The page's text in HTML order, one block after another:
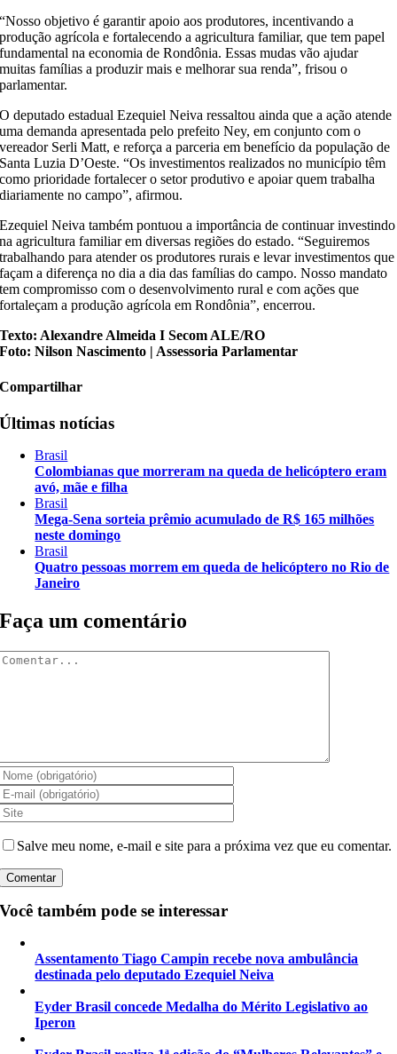
“Nosso objetivo é garantir apoio aos produtores, incentivando a
produção agrícola e fortalecendo a agricultura familiar, que tem papel
fundamental na economia de Rondônia. Essas mudas vão ajudar
muitas famílias a produzir mais e melhorar sua renda”, frisou o
parlamentar.
O deputado estadual Ezequiel Neiva ressaltou ainda que a ação atende
uma demanda apresentada pelo prefeito Ney, em conjunto com o
vereador Serli Matt, e reforça a parceria em benefício da população de
Santa Luzia D’Oeste. “Os investimentos realizados no município têm
como prioridade fortalecer o setor produtivo e apoiar quem trabalha
diariamente no campo”, afirmou.
Ezequiel Neiva também pontuou a importância de continuar investindo
na agricultura familiar em diversas regiões do estado. “Seguiremos
trabalhando para atender os produtores rurais e levar investimentos que
façam a diferença no dia a dia das famílias do campo. Nosso mandato
tem compromisso com o desenvolvimento rural e com ações que
fortaleçam a produção agrícola em Rondônia”, encerrou.
Texto: Alexandre Almeida I Secom ALE/RO
Foto: Nilson Nascimento | Assessoria Parlamentar
Compartilhar
Últimas notícias
Brasil
Colombianas que morreram na queda de helicóptero eram
avó, mãe e filha
Brasil
Mega-Sena sorteia prêmio acumulado de R$ 165 milhões
neste domingo
Brasil
Quatro pessoas morrem em queda de helicóptero no Rio de
Janeiro
Faça um comentário
Salve meu nome, e-mail e site para a próxima vez que eu comentar.
Você também pode se interessar
Assentamento Tiago Campin recebe nova ambulância
destinada pelo deputado Ezequiel Neiva
Eyder Brasil concede Medalha do Mérito Legislativo ao
Iperon